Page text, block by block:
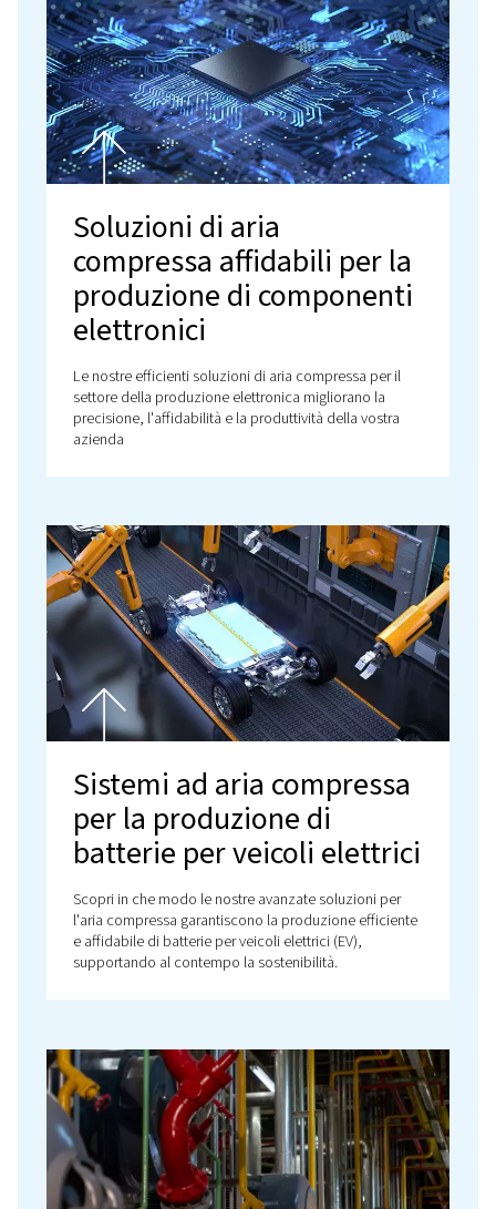
Soluzioni di aria
compressa per il settore
automobilistico
Scopri le soluzioni affidabili per aria compressa
settore automobilistico. Migliora la produzione
nostri compressori e sistemi di trattamento
Scopri di più!
Soluzioni di aria
compressa affidabili per
produzione di
elettronici
Le nostre efficienti soluzioni di aria compressa per
settore della produzione elettronica migliorano la
precisione, l'affidabilità e la produttività della